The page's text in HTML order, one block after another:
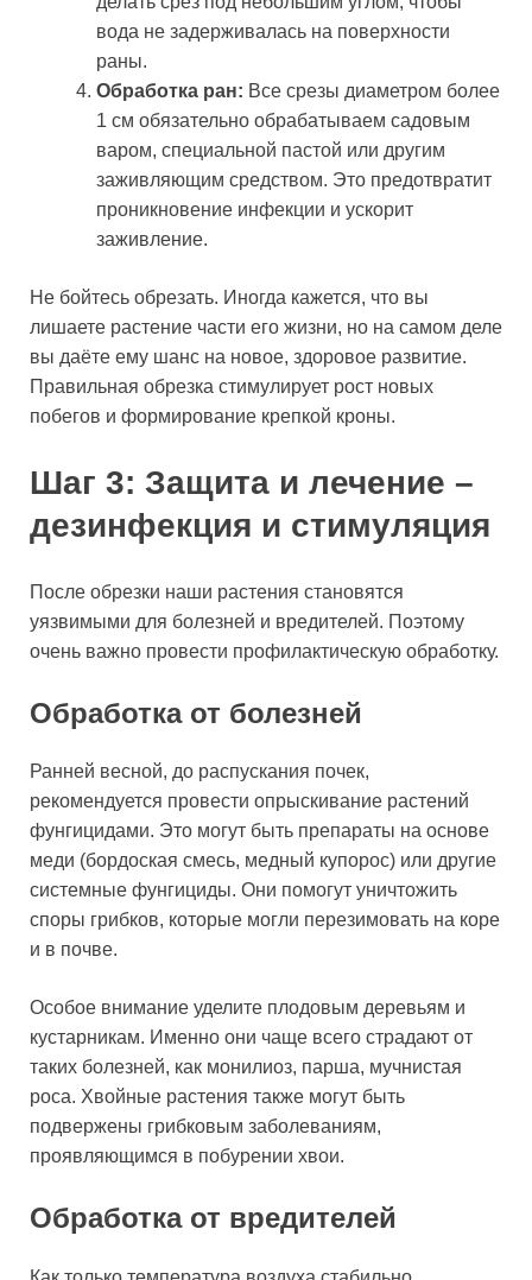
вода не задерживалась на поверхности
раны.
Обработка ран: Все срезы диаметром более
1 см обязательно обрабатываем садовым
варом, специальной пастой или другим
заживляющим средством. Это предотвратит
проникновение инфекции и ускорит
заживление.
Не бойтесь обрезать. Иногда кажется, что вы
лишаете растение части его жизни, но на самом деле
вы даёте ему шанс на новое, здоровое развитие.
Правильная обрезка стимулирует рост новых
побегов и формирование крепкой кроны.
Шаг 3: Защита и лечение –
дезинфекция и стимуляция
После обрезки наши растения становятся
уязвимыми для болезней и вредителей. Поэтому
очень важно провести профилактическую обработку.
Обработка от болезней
Ранней весной, до распускания почек,
рекомендуется провести опрыскивание растений
фунгицидами. Это могут быть препараты на основе
меди (бордоская смесь, медный купорос) или другие
системные фунгициды. Они помогут уничтожить
споры грибков, которые могли перезимовать на коре
и в почве.
Особое внимание уделите плодовым деревьям и
кустарникам. Именно они чаще всего страдают от
таких болезней, как монилиоз, парша, мучнистая
роса. Хвойные растения также могут быть
подвержены грибковым заболеваниям,
проявляющимся в побурении хвои.
Обработка от вредителей